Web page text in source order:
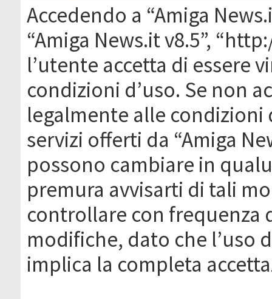
Accedendo a “Amiga
“Amiga News.it v8.5”,
l’utente accetta di essere
condizioni d’uso. Se non
legalmente alle condizioni
servizi offerti da “Amiga
possono cambiare in
premura avvisarti di tali
controllare con frequenza
modifiche, dato che l’uso
implica la completa